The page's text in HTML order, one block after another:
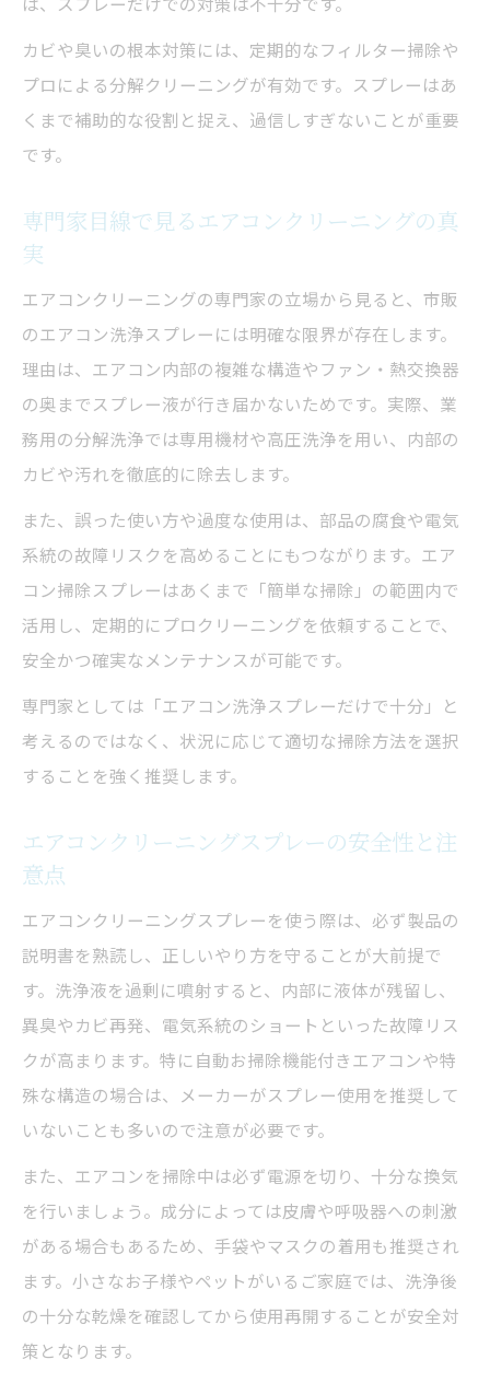
カビや臭いの根本対策には、定期的なフィルター掃除や
プロによる分解クリーニングが有効です。スプレーはあ
くまで補助的な役割と捉え、過信しすぎないことが重要
です。
専門家目線で見るエアコンクリーニングの真
実
エアコンクリーニングの専門家の立場から見ると、市販
のエアコン洗浄スプレーには明確な限界が存在します。
理由は、エアコン内部の複雑な構造やファン・熱交換器
の奥までスプレー液が行き届かないためです。実際、業
務用の分解洗浄では専用機材や高圧洗浄を用い、内部の
カビや汚れを徹底的に除去します。
また、誤った使い方や過度な使用は、部品の腐食や電気
系統の故障リスクを高めることにもつながります。エア
コン掃除スプレーはあくまで「簡単な掃除」の範囲内で
活用し、定期的にプロクリーニングを依頼することで、
安全かつ確実なメンテナンスが可能です。
専門家としては「エアコン洗浄スプレーだけで十分」と
考えるのではなく、状況に応じて適切な掃除方法を選択
することを強く推奨します。
エアコンクリーニングスプレーの安全性と注
意点
エアコンクリーニングスプレーを使う際は、必ず製品の
説明書を熟読し、正しいやり方を守ることが大前提で
す。洗浄液を過剰に噴射すると、内部に液体が残留し、
異臭やカビ再発、電気系統のショートといった故障リス
クが高まります。特に自動お掃除機能付きエアコンや特
殊な構造の場合は、メーカーがスプレー使用を推奨して
いないことも多いので注意が必要です。
また、エアコンを掃除中は必ず電源を切り、十分な換気
を行いましょう。成分によっては皮膚や呼吸器への刺激
がある場合もあるため、手袋やマスクの着用も推奨され
ます。小さなお子様やペットがいるご家庭では、洗浄後
の十分な乾燥を確認してから使用再開することが安全対
策となります。